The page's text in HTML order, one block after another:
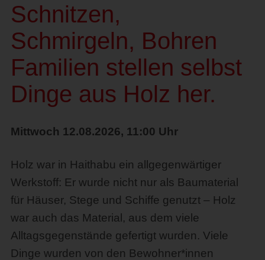
Schnitzen,
Schmirgeln, Bohren
Familien stellen selbst
Dinge aus Holz her.
Mittwoch 12.08.2026, 11:00 Uhr
Holz war in Haithabu ein allgegenwärtiger
Werkstoff: Er wurde nicht nur als Baumaterial
für Häuser, Stege und Schiffe genutzt – Holz
war auch das Material, aus dem viele
Alltagsgegenstände gefertigt wurden. Viele
Dinge wurden von den Bewohner*innen